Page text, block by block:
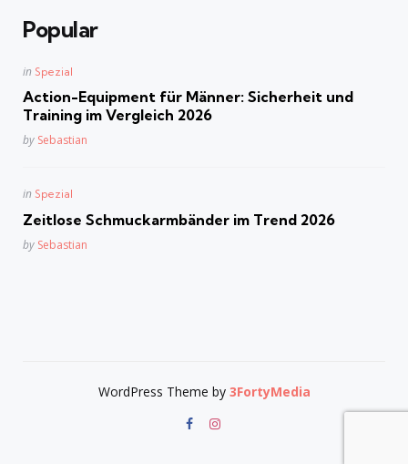
Popular
Posted
in Spezial
Action-Equipment für Männer: Sicherheit und
Training im Vergleich 2026
Posted
by Sebastian
Posted
in Spezial
Zeitlose Schmuckarmbänder im Trend 2026
Posted
by Sebastian
WordPress Theme by 3FortyMedia